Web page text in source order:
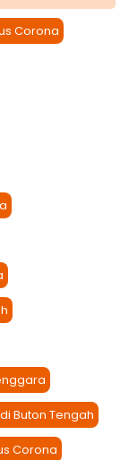
Corona
Buton Tengah
Corona